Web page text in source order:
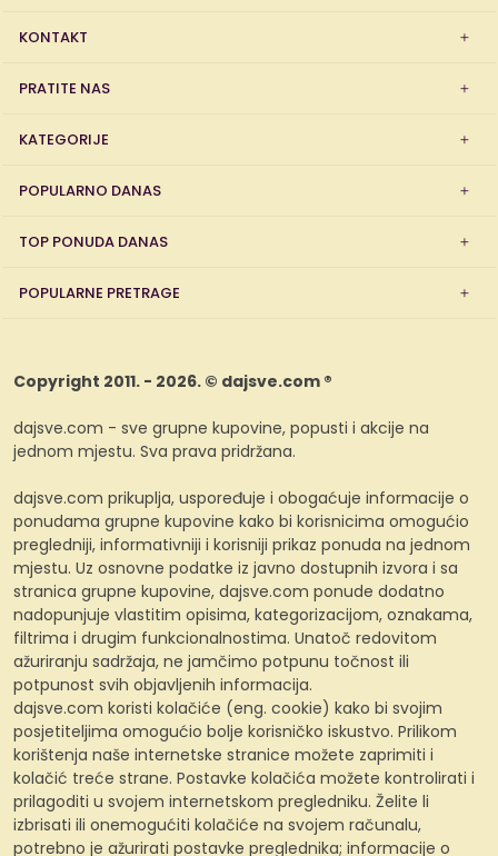
KONTAKT
PRATITE NAS
KATEGORIJE
POPULARNO DANAS
TOP PONUDA DANAS
POPULARNE PRETRAGE
Copyright 2011. - 2026. © dajsve.com ®
dajsve.com - sve grupne kupovine, popusti i akcije na
jednom mjestu. Sva prava pridržana.
dajsve.com prikuplja, uspoređuje i obogaćuje informacije o
ponudama grupne kupovine kako bi korisnicima omogućio
pregledniji, informativniji i korisniji prikaz ponuda na jednom
mjestu. Uz osnovne podatke iz javno dostupnih izvora i sa
stranica grupne kupovine, dajsve.com ponude dodatno
nadopunjuje vlastitim opisima, kategorizacijom, oznakama,
filtrima i drugim funkcionalnostima. Unatoč redovitom
ažuriranju sadržaja, ne jamčimo potpunu točnost ili
potpunost svih objavljenih informacija.
dajsve.com koristi kolačiće (eng. cookie) kako bi svojim
posjetiteljima omogućio bolje korisničko iskustvo. Prilikom
korištenja naše internetske stranice možete zaprimiti i
kolačić treće strane. Postavke kolačića možete kontrolirati i
prilagoditi u svojem internetskom pregledniku. Želite li
izbrisati ili onemogućiti kolačiće na svojem računalu,
potrebno je ažurirati postavke preglednika; informacije o